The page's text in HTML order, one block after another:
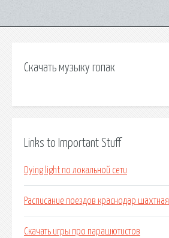
Скачать музыку гопак
Links to Important Stuff
Dying light по локальной сети
Расписание поездов краснодар шахтная
Скачать игры про парашютистов